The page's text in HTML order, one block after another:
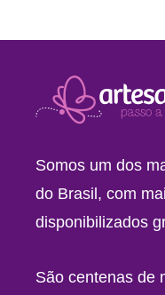
Somos um dos
do Brasil, com
disponibilizados
São centenas de